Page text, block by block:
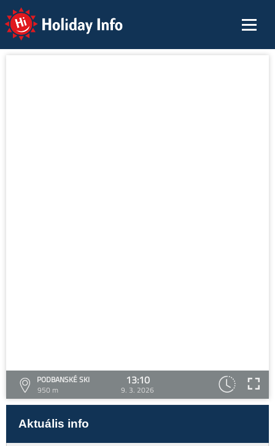
Holiday Info
PODBANSKÉ SKI
950 m
13:10
9. 3. 2026
Aktuális info